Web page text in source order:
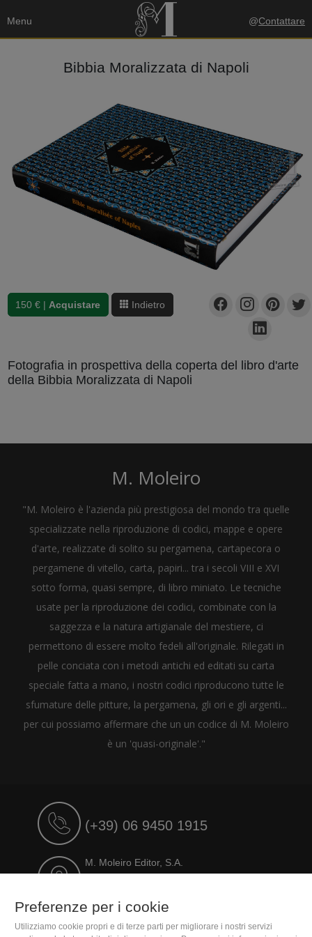
Menu @Contattare
Bibbia Moralizzata di Napoli
150 € | Acquistare Indietro
Fotografia in prospettiva della coperta del libro d'arte
della Bibbia Moralizzata di Napoli
M. Moleiro
"M. Moleiro è l'azienda più prestigiosa del mondo tra quelle
specializzate nella riproduzione di codici, mappe e opere
d'arte, realizzate di solito su pergamena, cartapecora o
pergamene di vitello, carta, papiri... tra i secoli VIII e XVI
sotto forma, quasi sempre, di libro miniato. Le tecniche
usate per la riproduzione dei codici, combinate con la
saggezza e la natura artigianale del mestiere, ci
permettono di essere molto fedeli all'originale. Rilegati in
pelle conciata con i metodi antichi ed editati su carta
speciale fatta a mano, i nostri codici riproducono tutte le
sfumature delle pitture, la pergamena, gli ori e gli argenti...
per cui possiamo affermare che un un codice di M. Moleiro
è un 'quasi-originale'."
(+39) 06 9450 1915
M. Moleiro Editor, S.A.
Travesera de Gracia, 17
Preferenze per i cookie
Utilizziamo cookie propri e di terze parti per migliorare i nostri servizi